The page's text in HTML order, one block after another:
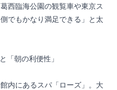
西臨海公園の観覧車や東京ス
でもかなり満足できる」と太
「朝の利便性」
内にあるスパ「ローズ」。大